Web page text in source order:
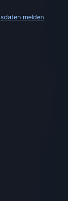
melden